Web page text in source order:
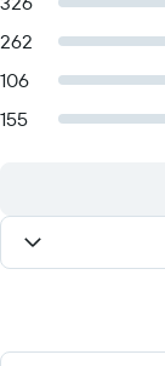
262
106
155